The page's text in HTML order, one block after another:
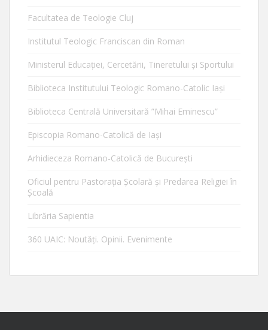
Facultatea de Teologie Cluj
Institutul Teologic Franciscan din Roman
Ministerul Educaţiei, Cercetării, Tineretului şi Sportului
Biblioteca Institutului Teologic Romano-Catolic Iaşi
Biblioteca Centrală Universitară ”Mihai Eminescu”
Episcopia Romano-Catolică de Iaşi
Arhidieceza Romano-Catolică de Bucureşti
Oficiul pentru Pastorația Școlară și Predarea Religiei în
Școală
Librăria Sapientia
360 UAIC: Noutăţi. Opinii. Evenimente